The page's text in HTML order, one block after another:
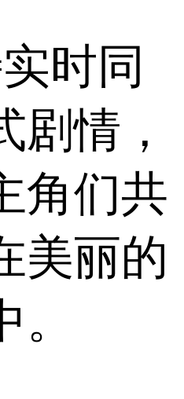
时同
剧情，
角们共
美丽的